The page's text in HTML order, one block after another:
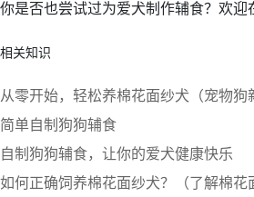
你是否也尝试过为爱犬制作辅食？欢
相关知识
从零开始，轻松养棉花面纱犬（宠物
简单自制狗狗辅食
自制狗狗辅食，让你的爱犬健康快乐
如何正确饲养棉花面纱犬？（了解棉